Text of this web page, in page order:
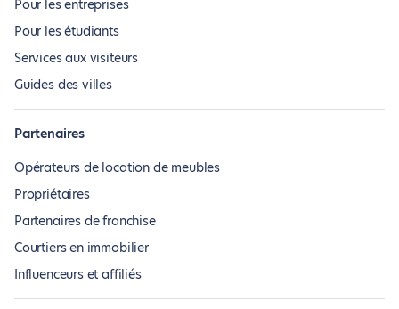
Pour les entreprises
Pour les étudiants
Services aux visiteurs
Guides des villes
Partenaires
Opérateurs de location de meubles
Propriétaires
Partenaires de franchise
Courtiers en immobilier
Influenceurs et affiliés